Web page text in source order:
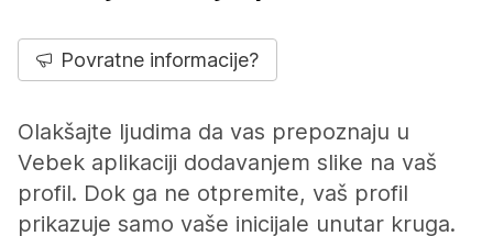
Povratne informacije?
Olakšajte ljudima da vas prepoznaju u
Vebek aplikaciji dodavanjem slike na vaš
profil. Dok ga ne otpremite, vaš profil
prikazuje samo vaše inicijale unutar kruga.